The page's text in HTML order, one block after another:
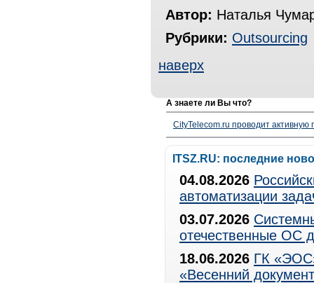
Автор: Наталья
Рубрики: Outsourcing
наверх
А знаете ли Вы что?
CityTelecom.ru проводит активную
ITSZ.RU: последние
04.08.2026
автоматизации
03.07.2026
отечественные ОС
18.06.2026 ГК
«Весенний